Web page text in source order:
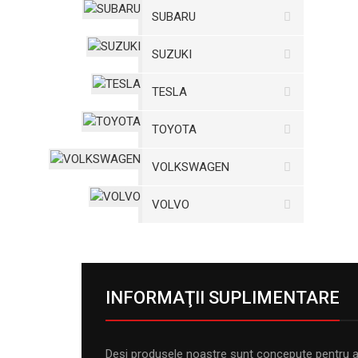
SUBARU
SUZUKI
TESLA
TOYOTA
VOLKSWAGEN
VOLVO
INFORMAŢII SUPLIMENTARE
Deși produsele noastre sunt concepute pentru